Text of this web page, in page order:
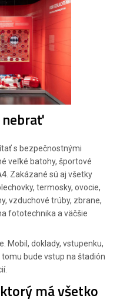
nebrať
s bezpečnostnými
veľké batohy, športové
. Zakázané sú aj všetky
termosky, ovocie,
vzduchové trúby, zbrane,
fototechnika a väčšie
Mobil, doklady, vstupenku,
bude vstup na štadión
má všetko